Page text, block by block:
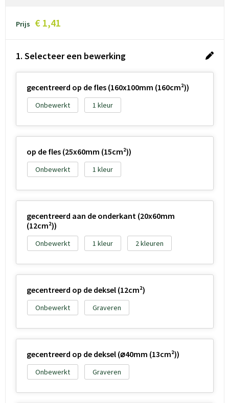
Prijs € 1,41
1. Selecteer een bewerking
gecentreerd op de fles (160x100mm (160cm²))
Onbewerkt 1
op de fles (25x60mm (15cm²))
Onbewerkt 1
gecentreerd aan de onderkant (20x60mm
(12cm²))
Onbewerkt 1 2
gecentreerd op de deksel (12cm²)
Onbewerkt Graveren
gecentreerd op de deksel (⌀40mm (13cm²))
Onbewerkt Graveren